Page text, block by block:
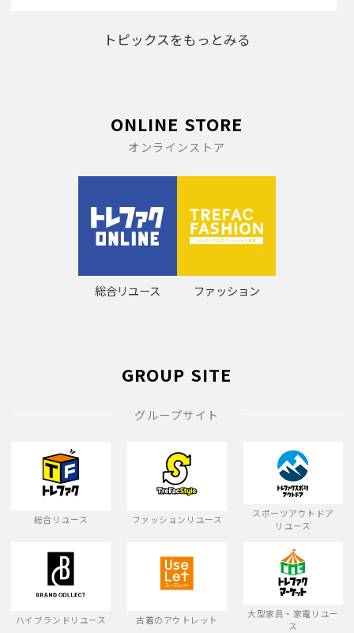
トピックスをもっとみる
ONLINE STORE
オンラインストア
総合リユース ファッション
GROUP SITE
グループサイト
総合リユース ファッションリユース
スポーツアウトドア
リユース
ハイブランドリユース 古着のアウトレット
大型家具・家電リユー
ス